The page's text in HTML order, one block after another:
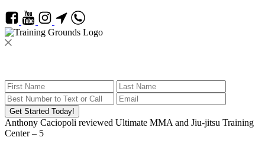
Get Started Today!
Anthony Caciopoli reviewed Ultimate MMA and Jiu-jitsu Training
Center– 5